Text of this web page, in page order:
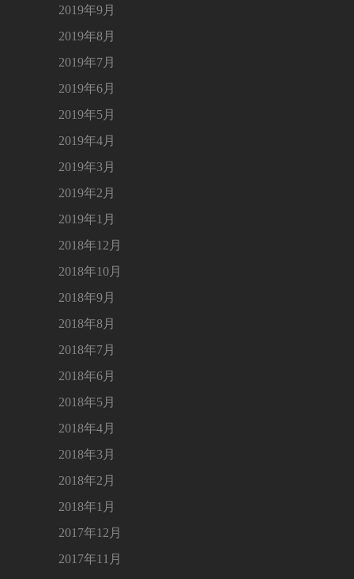
2019年9月
2019年8月
2019年7月
2019年6月
2019年5月
2019年4月
2019年3月
2019年2月
2019年1月
2018年12月
2018年10月
2018年9月
2018年8月
2018年7月
2018年6月
2018年5月
2018年4月
2018年3月
2018年2月
2018年1月
2017年12月
2017年11月